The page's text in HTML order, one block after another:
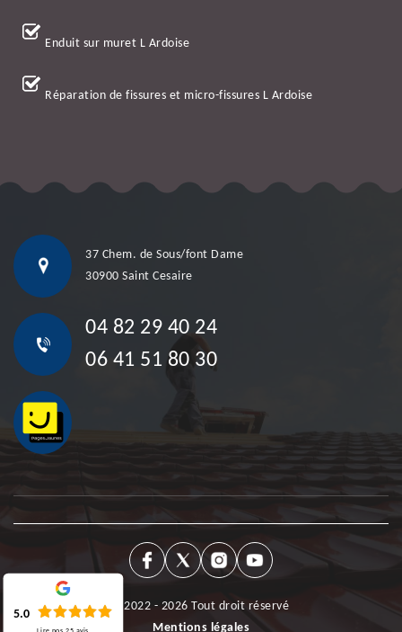
Enduit sur muret L Ardoise
Réparation de fissures et micro-fissures L Ardoise
37 Chem. de Sous/font Dame
30900 Saint Cesaire
04 82 29 40 24
06 41 51 80 30
©2022 - 2026 Tout droit réservé
Mentions légales
5.0